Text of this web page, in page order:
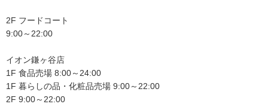
2F フードコート
9:00～22:00
イオン鎌ヶ谷店
1F 食品売場 8:00～24:00
1F 暮らしの品・化粧品売場 9:00～22:00
2F 9:00～22:00